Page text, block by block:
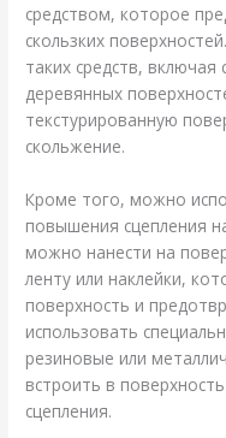
средством, которое
скользких
таких средств,
деревянных
текстурированную
скольжение.
Кроме того, можно
повышения сцепления
можно нанести на
ленту или наклейки,
поверхность и
использовать
резиновые или
встроить в
сцепления.